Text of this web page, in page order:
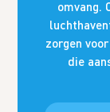
omvang.
zorgen
die